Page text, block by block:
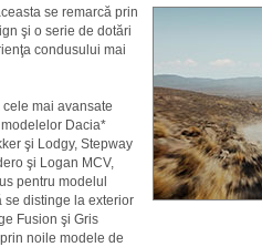
se remarcă prin
şi o serie de dotări
condusului mai
mai avansate
Dacia*
şi Lodgy, Stepway
şi Logan MCV,
pentru modelul
se distinge la exterior
Fusion şi Gris
noile modele de